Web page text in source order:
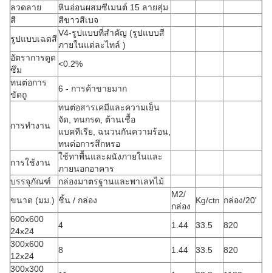
ลวดลาย
หินอ่อนผสมซีเมนต์ 15 ลายสุ่ม
สี
สีขาวสีเบจ
รูปแบบเฉดสี
V4-รูปแบบที่สำคัญ (รูปแบบสี
ภายในแต่ละไทล์ )
อัตราการดูด
ซึม
<0.2%
ทนต่อการ
ขัดถู
6 - การค้าขายมาก
การทำงาน
ทนต่อสารเคมีและความเย็น
จัด, ทนกรด, ต้านเชื้อ
แบคทีเรีย, ฉนวนกันความร้อน,
ทนต่อการสึกหรอ
การใช้งาน
ใช้ทาพื้นและผนังภายในและ
ภายนอกอาคาร
บรรจุภัณฑ์
กล่องมาตรฐานและพาเลทไม้
ขนาด (มม.) ชิ้น / กล่อง
M2/
กล่อง
Kg/ctn กล่อง/20'
600x600
24x24
4 1.44 33.5
820
300x600
12x24
8 1.44 33.5
820
300x300